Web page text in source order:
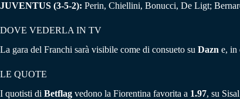
JUVENTUS (3-5-2): Perin, Chiellini, Bonucci, De Ligt;
DOVE VEDERLA IN TV
La gara del Franchi sarà visibile come di consueto su Dazn e, in
LE QUOTE
I quotisti di Betflag vedono la Fiorentina favorita a 1.97, su